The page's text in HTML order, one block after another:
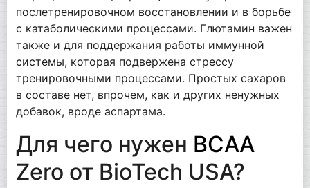
послетренировочном восстановлении и в борьбе
с катаболическими процессами. Глютамин важен
также и для поддержания работы иммунной
системы, которая подвержена стрессу
тренировочными процессами. Простых сахаров
в составе нет, впрочем, как и других ненужных
добавок, вроде аспартама.
Для чего нужен BCAA
Zero от BioTech USA?